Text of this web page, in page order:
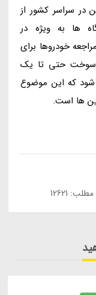
در سراسر کشور از
ها به ویژه در
خودروها برای
سوخت حتی تا یک
که این موضوع
ها است.
12621